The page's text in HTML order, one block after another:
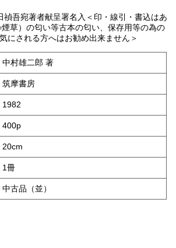
宛著者献呈署名入＜印・線引・書込はあ
草）の匂い等古本の匂い、保存用等の為の
にされる方へはお勧め出来ません＞
中村雄二郎 著
筑摩書房
1982
400p
20cm
1冊
中古品（並）